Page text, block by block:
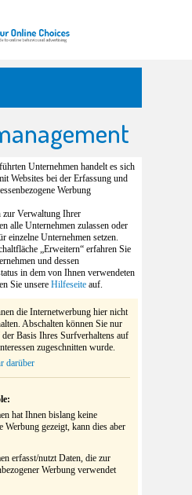
Unternehmen handelt es sich
Websites bei der Erfassung und
Werbung
zur Verwaltung Ihrer
alle Unternehmen zulassen oder
einzelne Unternehmen setzen.
„Erweitern“ erfahren Sie
und dessen
in dem von Ihnen verwendeten
Sie unsere Hilfeseite auf.
die Internetwerbung hier nicht
Abschalten können Sie nur
Basis Ihres Surfverhaltens auf
zugeschnitten wurde.
darüber
hat Ihnen bislang keine
Werbung gezeigt, kann dies aber
erfasst/nutzt Daten, die zur
Werbung verwendet